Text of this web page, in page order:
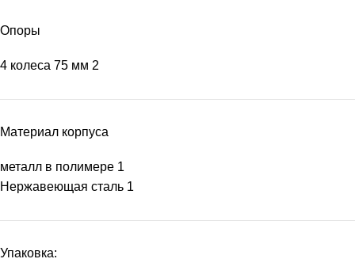
Опоры
4 колеса 75 мм 2
Материал корпуса
металл в полимере 1
Нержавеющая сталь 1
Упаковка: